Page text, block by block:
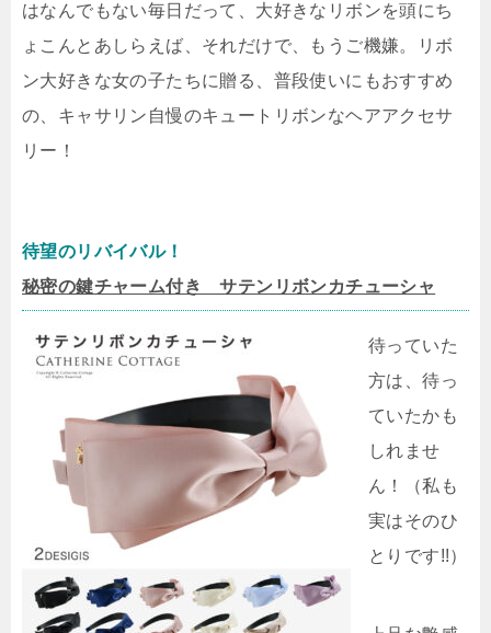
はなんでもない毎日だって、大好きなリボンを頭にち
ょこんとあしらえば、それだけで、もうご機嫌。リボ
ン大好きな女の子たちに贈る、普段使いにもおすすめ
の、キャサリン自慢のキュートリボンなヘアアクセサ
リー！
待望のリバイバル！
秘密の鍵チャーム付き サテンリボンカチューシャ
待っていた
方は、待っ
ていたかも
しれませ
ん！（私も
実はそのひ
とりです!!）